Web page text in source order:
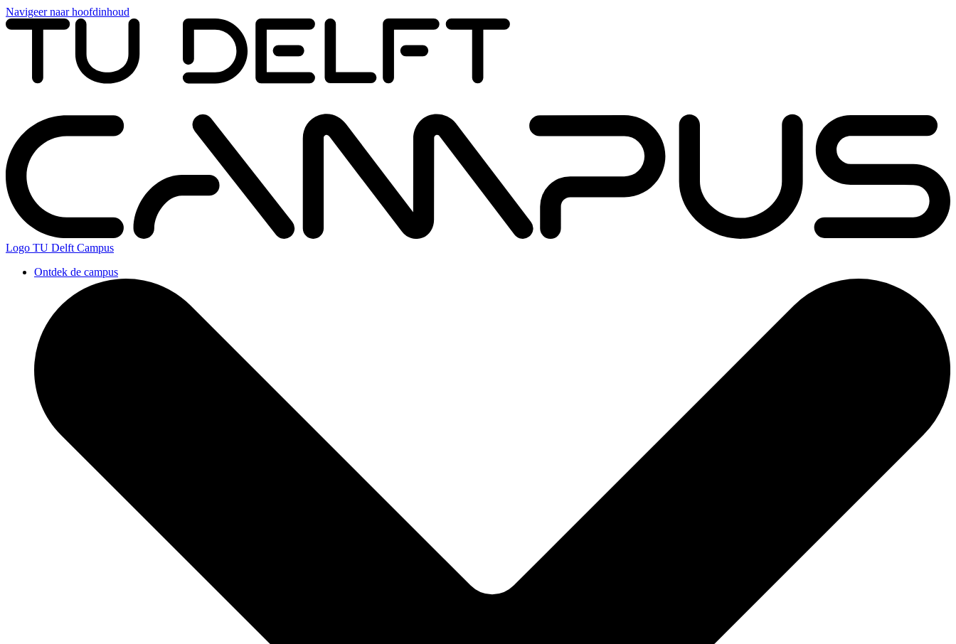
Navigeer naar hoofdinhoud
Logo TU Delft Campus
Ontdek de campus